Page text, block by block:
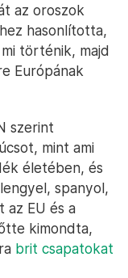
az oroszok
hasonlította,
történik, majd
Európának
szerint
mint ami
életében, és
spanyol,
az EU és a
kimondta,
brit csapatokat